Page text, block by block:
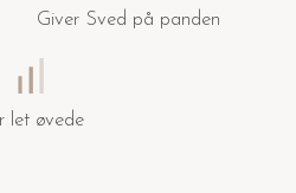
Giver Sved på panden
let øvede